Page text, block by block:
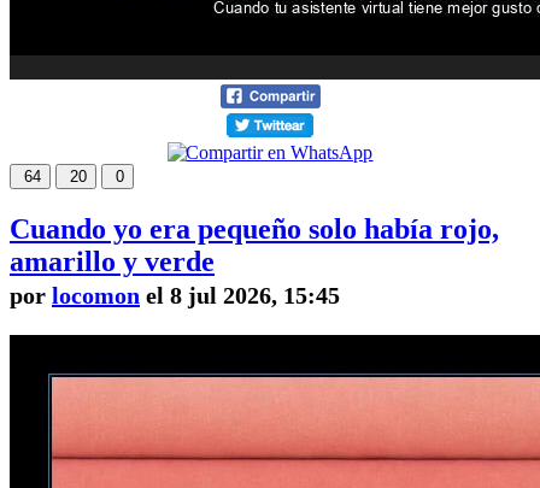
64 20 0
Cuando yo era pequeño solo había rojo,
amarillo y verde
por locomon el 8 jul 2026, 15:45